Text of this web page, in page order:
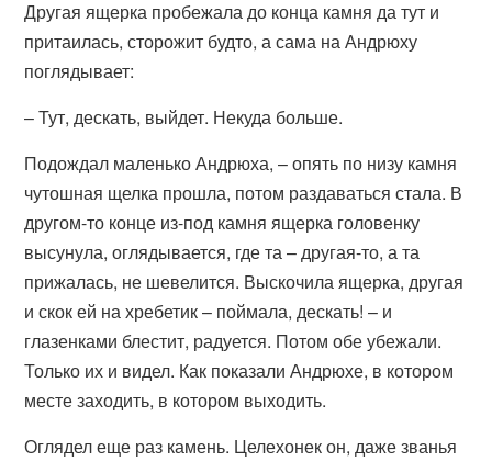
Другая ящерка пробежала до конца камня да тут и
притаилась, сторожит будто, а сама на Андрюху
поглядывает:
– Тут, дескать, выйдет. Некуда больше.
Подождал маленько Андрюха, – опять по низу камня
чутошная щелка прошла, потом раздаваться стала. В
другом-то конце из-под камня ящерка головенку
высунула, оглядывается, где та – другая-то, а та
прижалась, не шевелится. Выскочила ящерка, другая
и скок ей на хребетик – поймала, дескать! – и
глазенками блестит, радуется. Потом обе убежали.
Только их и видел. Как показали Андрюхе, в котором
месте заходить, в котором выходить.
Оглядел еще раз камень. Целехонек он, даже званья